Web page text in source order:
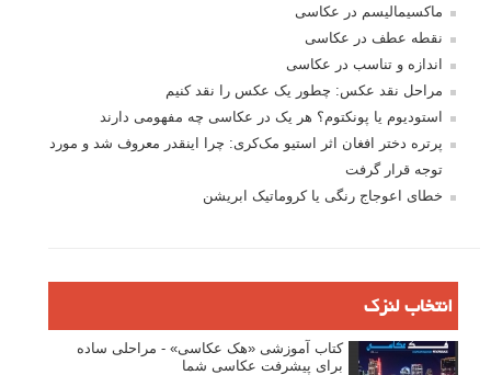
ماکسیمالیسم در عکاسی
نقطه عطف در عکاسی
اندازه و تناسب در عکاسی
مراحل نقد عکس: چطور یک عکس را نقد کنیم
استودیوم یا پونکتوم؟ هر یک در عکاسی چه مفهومی دارند
پرتره دختر افغان اثر استیو مک‌کری: چرا اینقدر معروف شد و مورد
توجه قرار گرفت
خطای اعوجاج رنگی یا کروماتیک ابریشن
انتخاب لنزک
کتاب آموزشی «هک عکاسی» - مراحلی ساده
برای پیشرفت عکاسی شما